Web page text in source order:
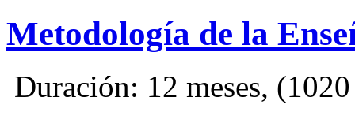
Metodología de la
Duración: 12 meses,